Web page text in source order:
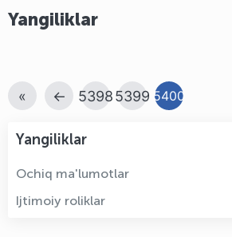
Yangiliklar
« ← 53985399 5400
Yangiliklar
Ochiq ma'lumotlar
Ijtimoiy roliklar